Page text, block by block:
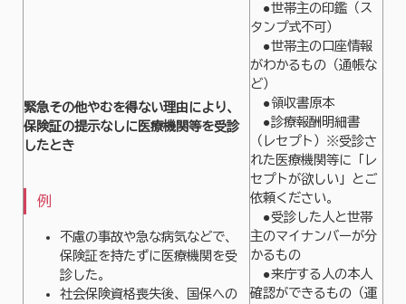
緊急その他やむを得ない理由により、
保険証の提示なしに医療機関等を受診
したとき
例
不慮の事故や急な病気などで、
保険証を持たずに医療機関を受
診した。
社会保険資格喪失後、国保への
●世帯主の印鑑（ス
タンプ式不可）
●世帯主の口座情報
がわかるもの（通帳な
ど）
●領収書原本
●診療報酬明細書
（レセプト）※受診さ
れた医療機関等に「レ
セプトが欲しい」とご
依頼ください。
●受診した人と世帯
主のマイナンバーが分
かるもの
●来庁する人の本人
確認ができるもの（運